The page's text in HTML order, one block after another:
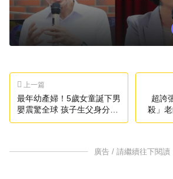
上一篇
最年幼產婦！5歲女童誕下男
嬰震驚全球 孩子生父身分至
今成謎
超誇
殺」
廣告 / 請繼續往下閱讀